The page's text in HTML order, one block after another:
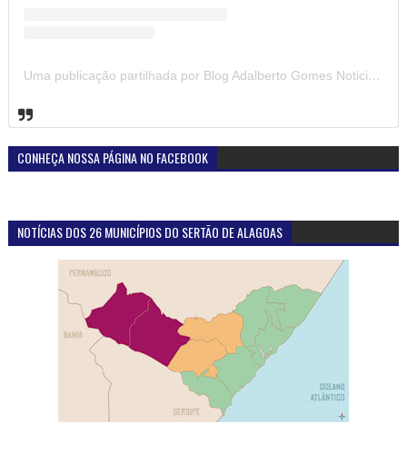
Uma publicação partilhada por Blog Adalberto Gomes Noticias (@blogadalbertogomesnoticiass)
CONHEÇA NOSSA PÁGINA NO FACEBOOK
NOTÍCIAS DOS 26 MUNICÍPIOS DO SERTÃO DE ALAGOAS